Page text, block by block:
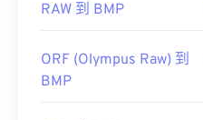
RAW 到 BMP
ORF (Olympus Raw) 到
BMP